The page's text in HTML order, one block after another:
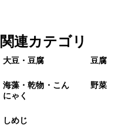
関連カテゴリ
大豆・豆腐 豆腐
海藻・乾物・こん
にゃく
野菜
しめじ